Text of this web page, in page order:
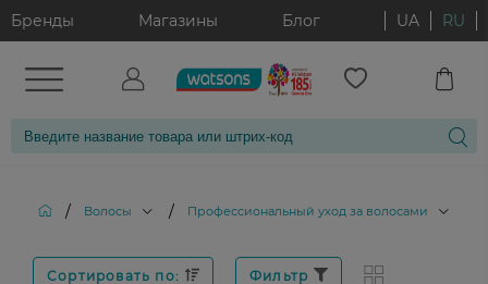
Бренды Магазины Блог UA RU
/ Волосы / Профессиональный уход за волосами
Сортировать по: Фильтр